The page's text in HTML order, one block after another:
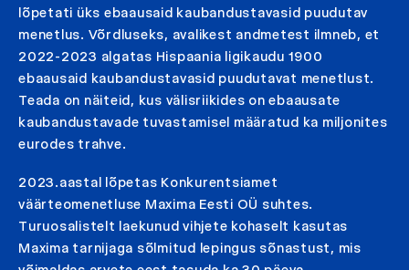
lõpetati üks ebaausaid kaubandustavasid puudutav
menetlus. Võrdluseks, avalikest andmetest ilmneb, et
2022-2023 algatas Hispaania ligikaudu 1900
ebaausaid kaubandustavasid puudutavat menetlust.
Teada on näiteid, kus välisriikides on ebaausate
kaubandustavade tuvastamisel määratud ka miljonites
eurodes trahve.
2023.aastal lõpetas Konkurentsiamet
väärteomenetluse Maxima Eesti OÜ suhtes.
Turuosalistelt laekunud vihjete kohaselt kasutas
Maxima tarnijaga sõlmitud lepingus sõnastust, mis